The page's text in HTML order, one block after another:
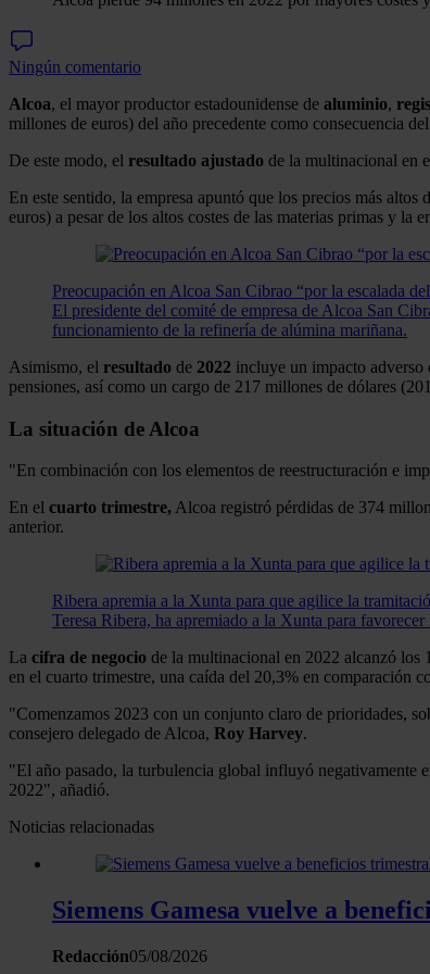
Ningún comentario
Alcoa, el mayor productor estadounidense de aluminio,
millones de euros) del año precedente como consecuencia del
De este modo, el resultado ajustado de la multinacional en
En este sentido, la empresa apuntó que los precios más altos
euros) a pesar de los altos costes de las materias primas y
Preocupación en Alcoa San Cibrao “por la escalada
El presidente del comité de empresa de Alcoa San
funcionamiento de la refinería de alúmina mariñana.
Asimismo, el resultado de 2022 incluye un impacto
pensiones, así como un cargo de 217 millones de dólares
La situación de Alcoa
"En combinación con los elementos de reestructuración e
En el cuarto trimestre, Alcoa registró pérdidas de 374
anterior.
Ribera apremia a la Xunta para que agilice la
Teresa Ribera, ha apremiado a la Xunta para
La cifra de negocio de la multinacional en 2022 alcanzó los
en el cuarto trimestre, una caída del 20,3% en comparación
"Comenzamos 2023 con un conjunto claro de prioridades,
consejero delegado de Alcoa, Roy Harvey.
"El año pasado, la turbulencia global influyó negativamente
2022", añadió.
Noticias relacionadas
Siemens Gamesa vuelve a
Redacción05/08/2026